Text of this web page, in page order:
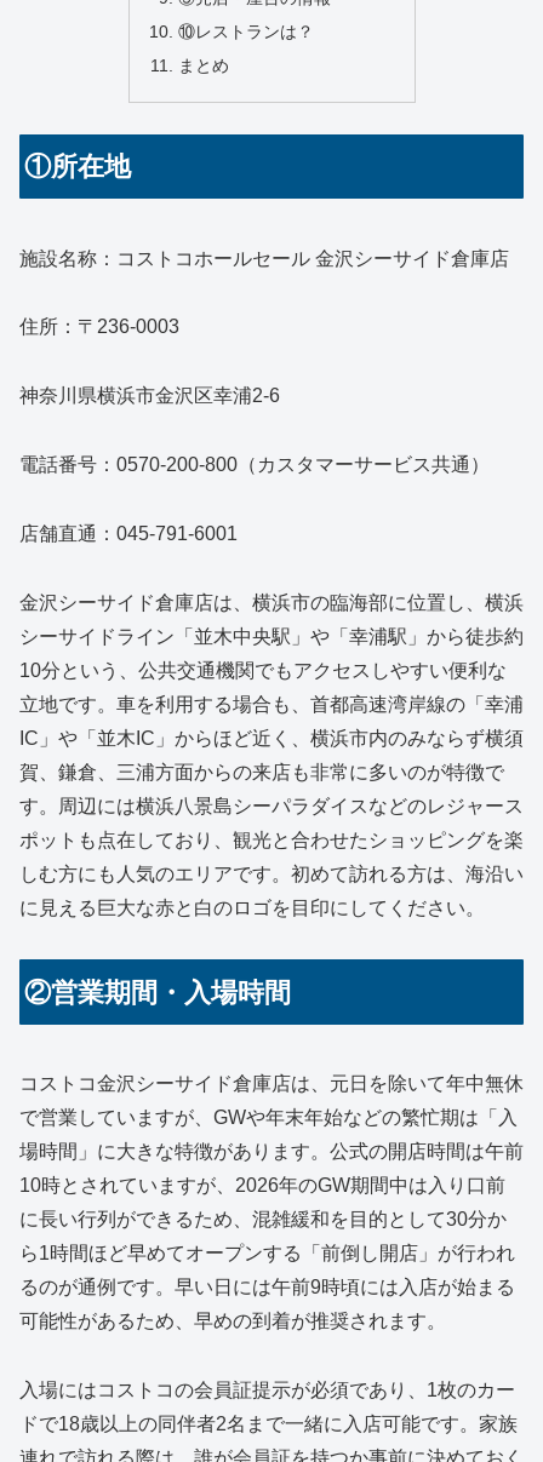
⑩レストランは？
まとめ
①所在地
施設名称：コストコホールセール 金沢シーサイド倉庫店
住所：〒236-0003
神奈川県横浜市金沢区幸浦2-6
電話番号：0570-200-800（カスタマーサービス共通）
店舗直通：045-791-6001
金沢シーサイド倉庫店は、横浜市の臨海部に位置し、横浜
シーサイドライン「並木中央駅」や「幸浦駅」から徒歩約
10分という、公共交通機関でもアクセスしやすい便利な
立地です。車を利用する場合も、首都高速湾岸線の「幸浦
IC」や「並木IC」からほど近く、横浜市内のみならず横須
賀、鎌倉、三浦方面からの来店も非常に多いのが特徴で
す。周辺には横浜八景島シーパラダイスなどのレジャース
ポットも点在しており、観光と合わせたショッピングを楽
しむ方にも人気のエリアです。初めて訪れる方は、海沿い
に見える巨大な赤と白のロゴを目印にしてください。
②営業期間・入場時間
コストコ金沢シーサイド倉庫店は、元日を除いて年中無休
で営業していますが、GWや年末年始などの繁忙期は「入
場時間」に大きな特徴があります。公式の開店時間は午前
10時とされていますが、2026年のGW期間中は入り口前
に長い行列ができるため、混雑緩和を目的として30分か
ら1時間ほど早めてオープンする「前倒し開店」が行われ
るのが通例です。早い日には午前9時頃には入店が始まる
可能性があるため、早めの到着が推奨されます。
入場にはコストコの会員証提示が必須であり、1枚のカー
ドで18歳以上の同伴者2名まで一緒に入店可能です。家族